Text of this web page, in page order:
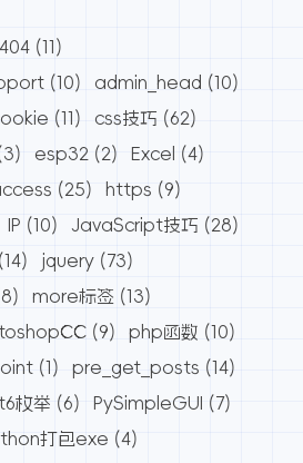
404 (11)
(10) admin_head (10)
(11) css技巧 (62)
esp32 (2) Excel
(4)
(25) https (9)
IP (10) JavaScript技巧 (28)
(14) jquery (73)
more标签 (13)
(9) php函数 (10)
(1) pre_get_posts (14)
枚举 (6) PySimpleGUI
(7)
打包exe (4)